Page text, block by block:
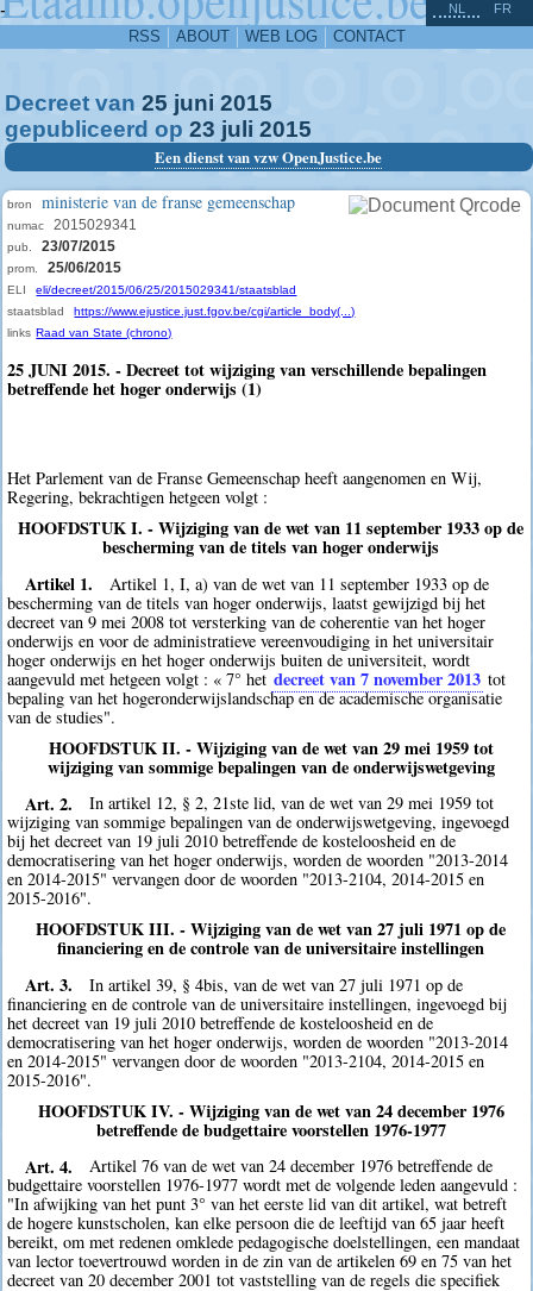
-
RSS ABOUT WEB LOG CONTACT
NL FR
Decreet van 25 juni 2015
gepubliceerd op 23 juli 2015
Een dienst van vzw OpenJustice.be
bron ministerie van de franse gemeenschap
numac 2015029341
pub. 23/07/2015
prom. 25/06/2015
ELI
eli/decreet/2015/06/25/2015029341/staatsblad
staatsblad
https://www.ejustice.just.fgov.be/cgi/article_body(...)
links Raad van State (chrono)
25 JUNI 2015. - Decreet tot wijziging van verschillende bepalingen
betreffende het hoger onderwijs (1)
Het Parlement van de Franse Gemeenschap heeft aangenomen en Wij,
Regering, bekrachtigen hetgeen volgt :
HOOFDSTUK I. - Wijziging van de wet van 11 september 1933 op de
bescherming van de titels van hoger onderwijs
Artikel 1.
Artikel 1, I, a) van de wet van 11 september 1933 op de
bescherming van de titels van hoger onderwijs, laatst gewijzigd bij het
decreet van 9 mei 2008 tot versterking van de coherentie van het hoger
onderwijs en voor de administratieve vereenvoudiging in het universitair
hoger onderwijs en het hoger onderwijs buiten de universiteit, wordt
aangevuld met hetgeen volgt : « 7° het decreet van 7 november 2013 tot
bepaling van het hogeronderwijslandschap en de academische organisatie
van de studies".
HOOFDSTUK II. - Wijziging van de wet van 29 mei 1959 tot
wijziging van sommige bepalingen van de onderwijswetgeving
Art. 2.
In artikel 12, § 2, 21ste lid, van de wet van 29 mei 1959 tot
wijziging van sommige bepalingen van de onderwijswetgeving, ingevoegd
bij het decreet van 19 juli 2010 betreffende de kosteloosheid en de
democratisering van het hoger onderwijs, worden de woorden "2013-2014
en 2014-2015" vervangen door de woorden "2013-2104, 2014-2015 en
2015-2016".
HOOFDSTUK III. - Wijziging van de wet van 27 juli 1971 op de
financiering en de controle van de universitaire instellingen
Art. 3.
In artikel 39, § 4bis, van de wet van 27 juli 1971 op de
financiering en de controle van de universitaire instellingen, ingevoegd bij
het decreet van 19 juli 2010 betreffende de kosteloosheid en de
democratisering van het hoger onderwijs, worden de woorden "2013-2014
en 2014-2015" vervangen door de woorden "2013-2104, 2014-2015 en
2015-2016".
HOOFDSTUK IV. - Wijziging van de wet van 24 december 1976
betreffende de budgettaire voorstellen 1976-1977
Art. 4.
Artikel 76 van de wet van 24 december 1976 betreffende de
budgettaire voorstellen 1976-1977 wordt met de volgende leden aangevuld :
"In afwijking van het punt 3° van het eerste lid van dit artikel, wat betreft
de hogere kunstscholen, kan elke persoon die de leeftijd van 65 jaar heeft
bereikt, om met redenen omklede pedagogische doelstellingen, een mandaat
van lector toevertrouwd worden in de zin van de artikelen 69 en 75 van het
decreet van 20 december 2001 tot vaststelling van de regels die specifiek
^